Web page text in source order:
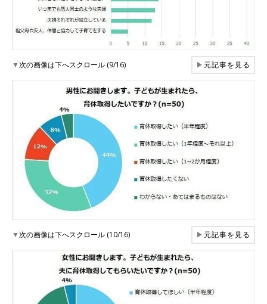
▼次の画像は下へスクロール (9/16) ▶元記事を見る
▼次の画像は下へスクロール (10/16) ▶元記事を見る